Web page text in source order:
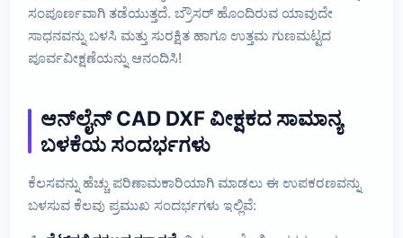
ಸಂಪೂರ್ಣವಾಗಿ ತಡೆಯುತ್ತದೆ. ಬ್ರೌಸರ್ ಹೊಂದಿರುವ ಯಾವುದೇ
ಸಾಧನವನ್ನು ಬಳಸಿ ಮತ್ತು ಸುರಕ್ಷಿತ ಹಾಗೂ ಉತ್ತಮ ಗುಣಮಟ್ಟದ
ಪೂರ್ವವೀಕ್ಷಣೆಯನ್ನು ಆನಂದಿಸಿ!
ಆನ್‌ಲೈನ್ CAD DXF ವೀಕ್ಷಕದ ಸಾಮಾನ್ಯ
ಬಳಕೆಯ ಸಂದರ್ಭಗಳು
ಕೆಲಸವನ್ನು ಹೆಚ್ಚು ಪರಿಣಾಮಕಾರಿಯಾಗಿ ಮಾಡಲು ಈ ಉಪಕರಣವನ್ನು
ಬಳಸುವ ಕೆಲವು ಪ್ರಮುಖ ಸಂದರ್ಭಗಳು ಇಲ್ಲಿವೆ: